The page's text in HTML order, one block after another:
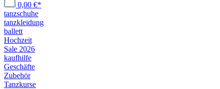
0,00 €*
tanzschuhe
tanzkleidung
ballett
Hochzeit
Sale 2026
kaufhilfe
Geschäfte
Zubehör
Tanzkurse